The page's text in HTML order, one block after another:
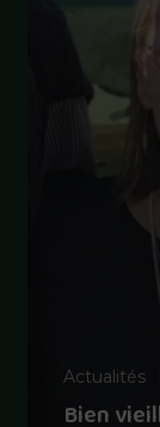
Actualités
Bien